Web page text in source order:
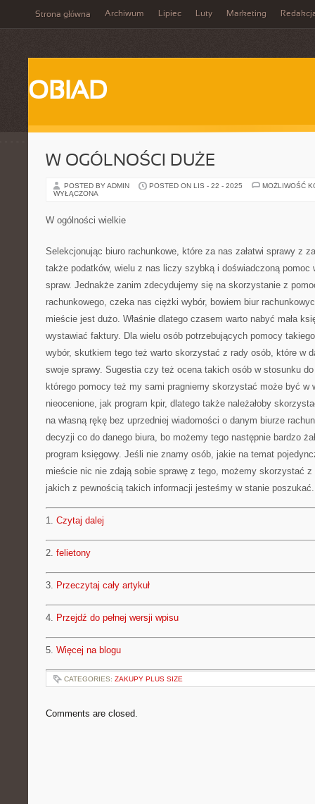
Strona główna Archiwum Lipiec Luty Marketing
OBIAD
W OGÓLNOŚCI DUŻE
POSTED BY ADMIN POSTED ON LIS - 22 - 2025
MOŻLIWOŚĆ
WYŁĄCZONA
W ogólności wielkie
Selekcjonując biuro rachunkowe, które za nas załatwi sprawy z
także podatków, wielu z nas liczy szybką i doświadczoną pomoc
spraw. Jednakże zanim zdecydujemy się na skorzystanie z
rachunkowego, czeka nas ciężki wybór, bowiem biur
mieście jest dużo. Właśnie dlatego czasem warto nabyć mała
wystawiać faktury. Dla wielu osób potrzebujących pomocy
wybór, skutkiem tego też warto skorzystać z rady osób, które w
swoje sprawy. Sugestia czy też ocena takich osób w stosunku
którego pomocy też my sami pragniemy skorzystać może być w
nieocenione, jak program kpir, dlatego także należałoby
na własną rękę bez uprzedniej wiadomości o danym biurze
decyzji co do danego biura, bo możemy tego następnie bardzo
program księgowy. Jeśli nie znamy osób, jakie na temat
mieście nic nie zdają sobie sprawę z tego, możemy skorzystać z
jakich z pewnością takich informacji jesteśmy w stanie poszukać.
1. Czytaj dalej
2. felietony
3. Przeczytaj cały artykuł
4. Przejdź do pełnej wersji wpisu
5. Więcej na blogu
CATEGORIES: ZAKUPY PLUS SIZE
Comments are closed.